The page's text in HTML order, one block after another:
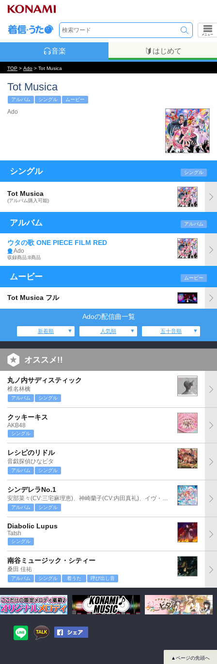
メニュー
音楽 はじめて
TOP > Ado > Tot Musica
Tot Musica
アルバム シングル ムービー
Ado
シングル シングル
Tot Musica
(アルバム購入可能)
アルバム アルバム
ウタの歌 ONE PIECE FILM RED
Ado
収録商品:8商品
ムービー ムービー
Tot Musica フル
Adoの配信曲一覧
新着順 人気順 五十音順
オススメ!!
丸ノ内サディスティック
椎名林檎
アルバム シングル
クッキーキス
AKB48
シングル
レシピのリドル
音戯探偵ひなビタ
アルバム シングル
シンデレラNo.1
安部菜々(CV:三宅麻理恵)、神崎蘭子(CV:内田真礼)、イヴ・サンタクロース(CV:松永あかね)
アルバム シングル
Diabolic Lupus
Tatsh
シングル
南谷ミュージック・シティー
桑田 佳祐
アルバム シングル 着うた 呼び出し音
▲ページの先頭へ